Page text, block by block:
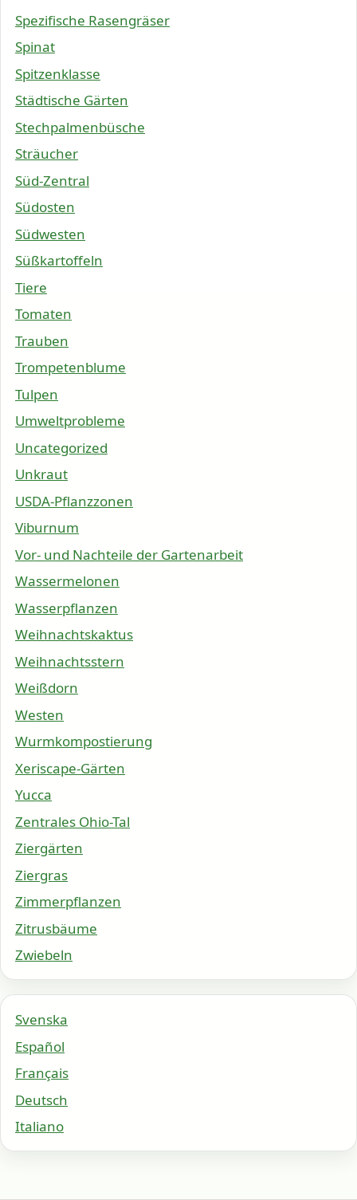
Spezifische Rasengräser
Spinat
Spitzenklasse
Städtische Gärten
Stechpalmenbüsche
Sträucher
Süd-Zentral
Südosten
Südwesten
Süßkartoffeln
Tiere
Tomaten
Trauben
Trompetenblume
Tulpen
Umweltprobleme
Uncategorized
Unkraut
USDA-Pflanzzonen
Viburnum
Vor- und Nachteile der Gartenarbeit
Wassermelonen
Wasserpflanzen
Weihnachtskaktus
Weihnachtsstern
Weißdorn
Westen
Wurmkompostierung
Xeriscape-Gärten
Yucca
Zentrales Ohio-Tal
Ziergärten
Ziergras
Zimmerpflanzen
Zitrusbäume
Zwiebeln
Svenska
Español
Français
Deutsch
Italiano